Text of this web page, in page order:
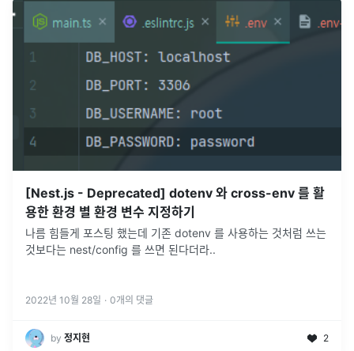
[Nest.js - Deprecated] dotenv 와 cross-env 를 활
용한 환경 별 환경 변수 지정하기
나름 힘들게 포스팅 했는데 기존 dotenv 를 사용하는 것처럼 쓰는
것보다는 nest/config 를 쓰면 된다더라..
2022년 10월 28일 · 0개의 댓글
by 정지현 2